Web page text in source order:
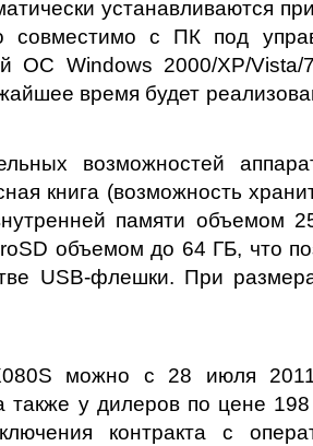
устанавливаются
совместимо с ПК под
ОС Windows 2000/XP/
время будет
возможностей
книга (возможность
памяти объемом
объемом до 64 ГБ, что
USB-флешки. При
можно с 28 июля
также у дилеров по цене
контракта с